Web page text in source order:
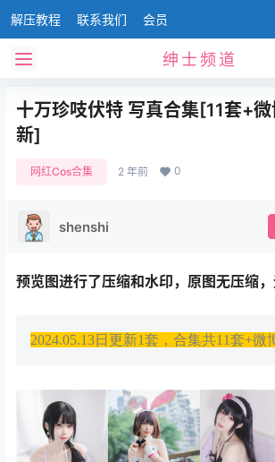
解压教程 联系我们 会员
绅士频道
十万珍吱伏特 写真合集[11套+
新]
网红Cos合集 2 年前 0
shenshi
预览图进行了压缩和水印，原图无压缩，
2024.05.13日更新1套，合集共11套+微